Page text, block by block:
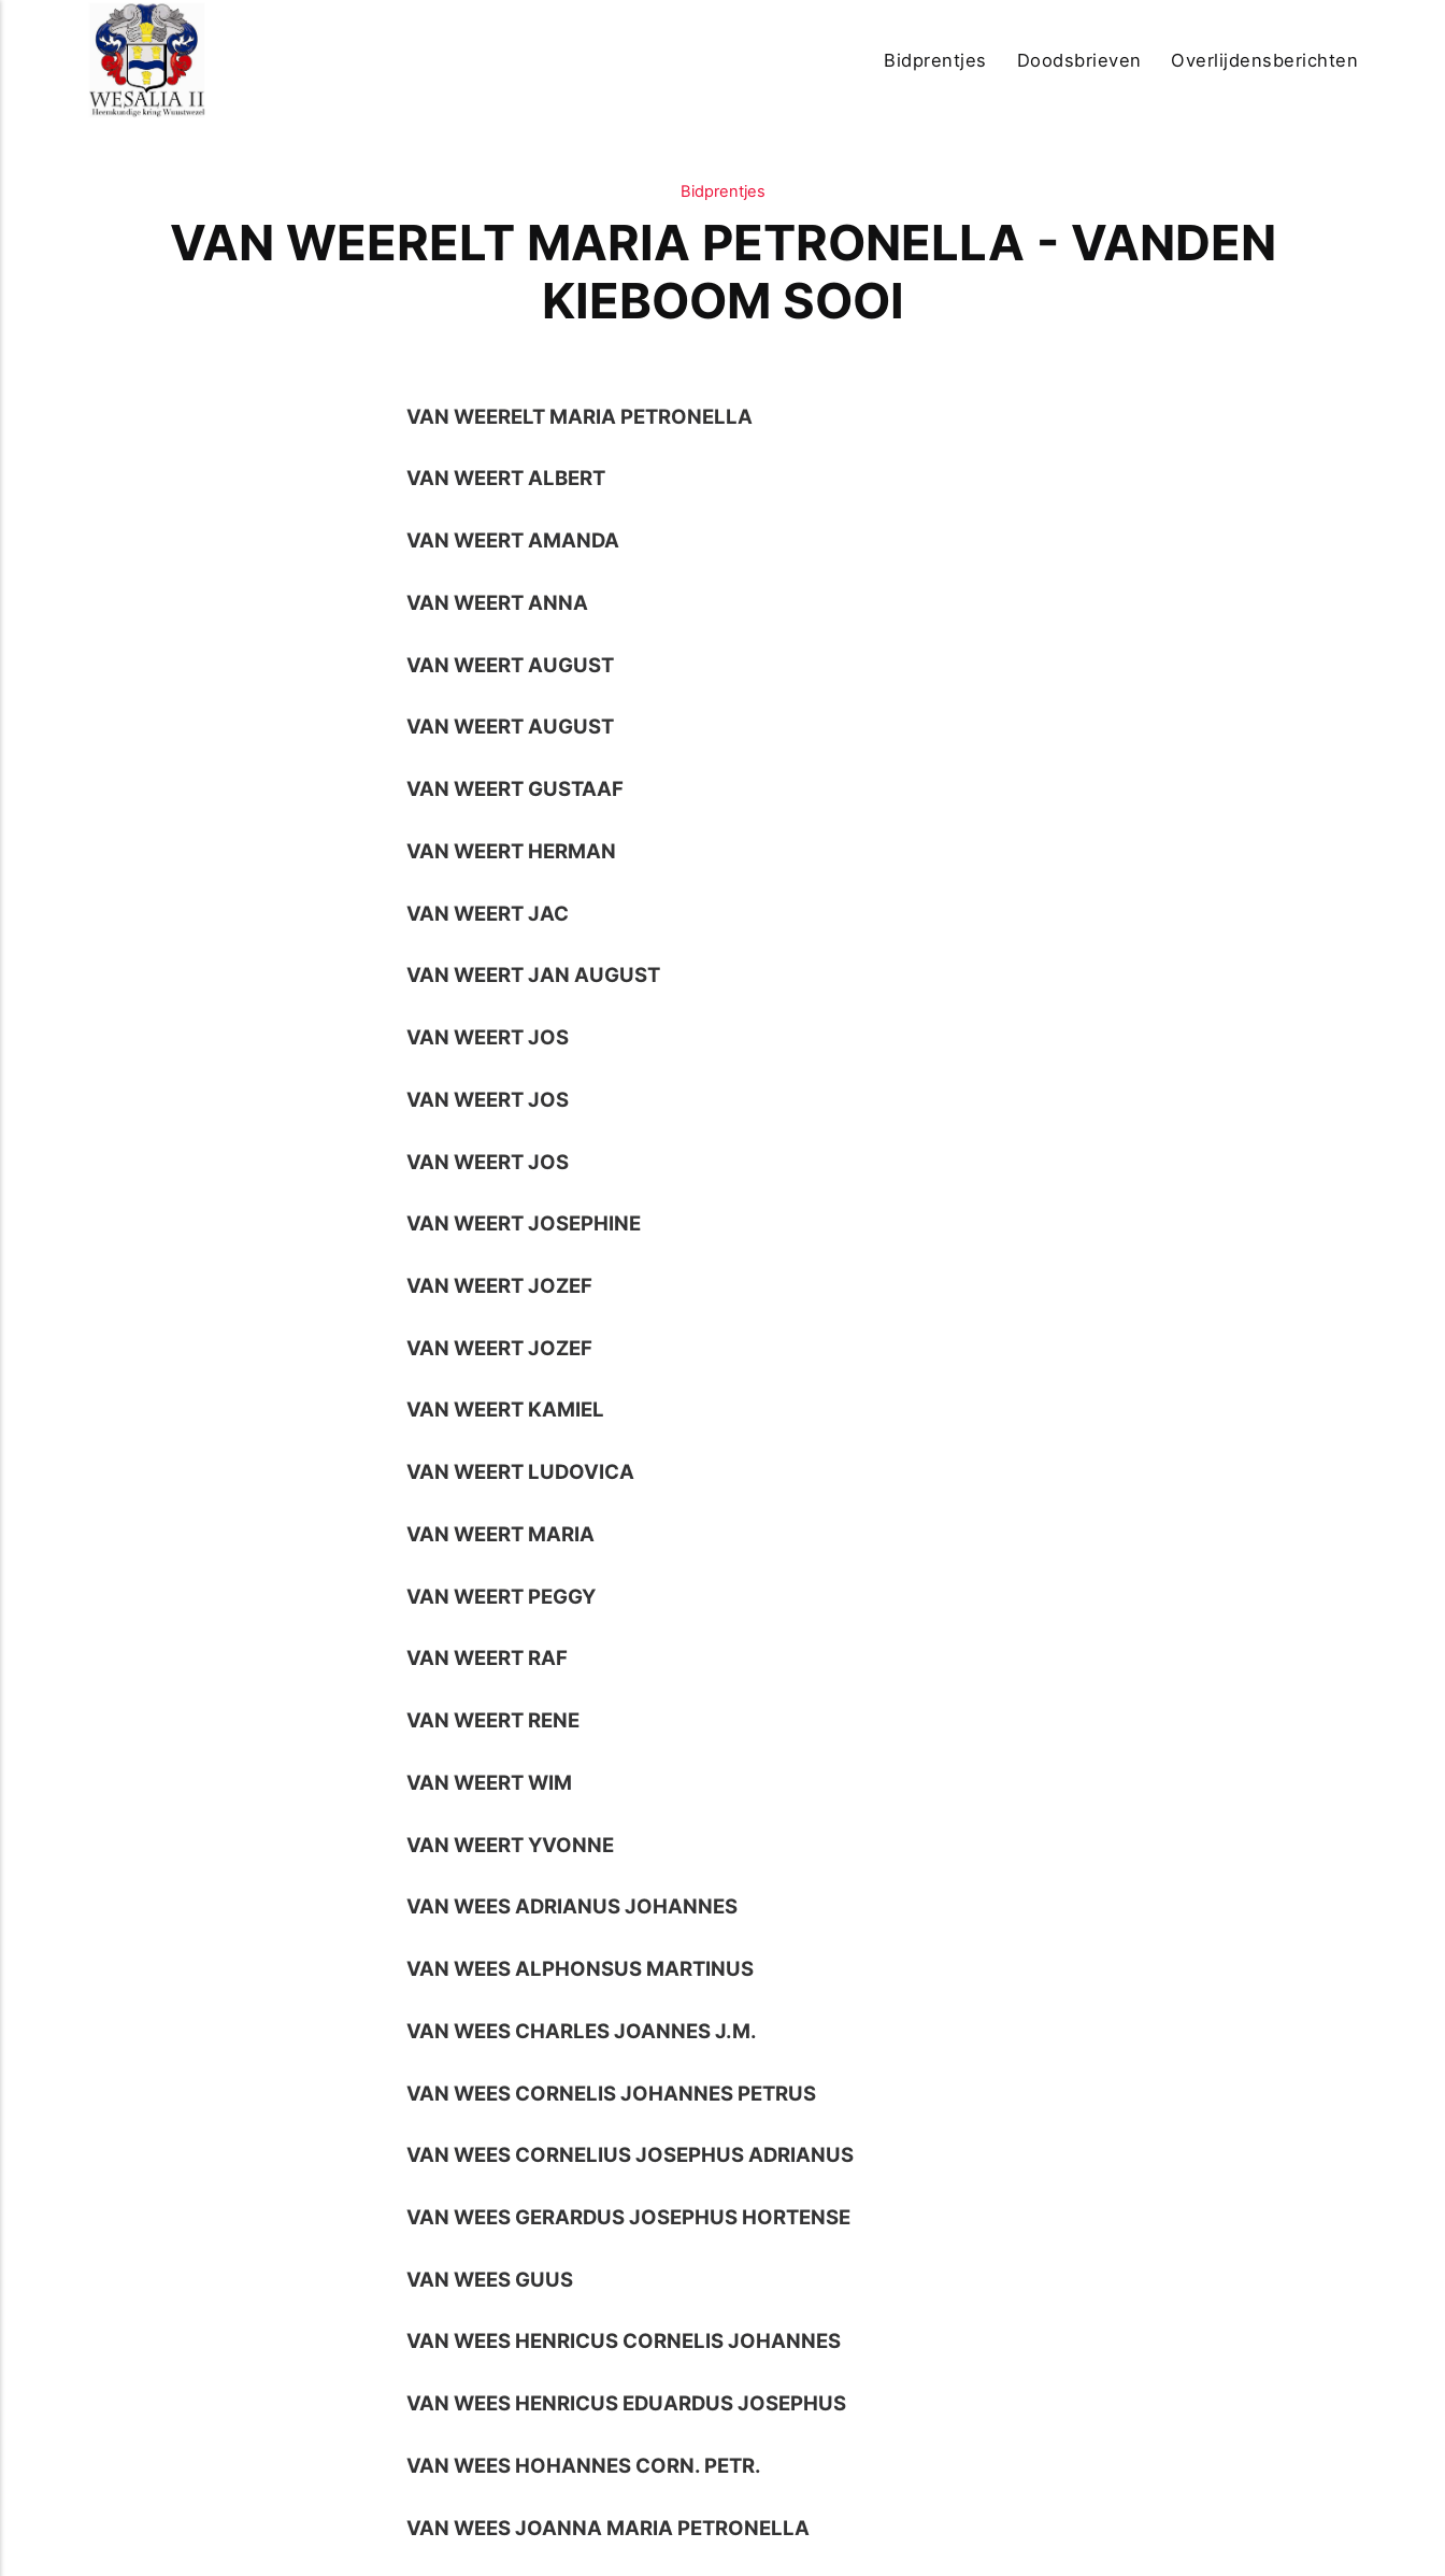
Bidprentjes Doodsbrieven Overlijdensberichten
Bidprentjes
VAN WEERELT MARIA PETRONELLA - VANDEN
KIEBOOM SOOI
VAN WEERELT MARIA PETRONELLA
VAN WEERT ALBERT
VAN WEERT AMANDA
VAN WEERT ANNA
VAN WEERT AUGUST
VAN WEERT AUGUST
VAN WEERT GUSTAAF
VAN WEERT HERMAN
VAN WEERT JAC
VAN WEERT JAN AUGUST
VAN WEERT JOS
VAN WEERT JOS
VAN WEERT JOS
VAN WEERT JOSEPHINE
VAN WEERT JOZEF
VAN WEERT JOZEF
VAN WEERT KAMIEL
VAN WEERT LUDOVICA
VAN WEERT MARIA
VAN WEERT PEGGY
VAN WEERT RAF
VAN WEERT RENE
VAN WEERT WIM
VAN WEERT YVONNE
VAN WEES ADRIANUS JOHANNES
VAN WEES ALPHONSUS MARTINUS
VAN WEES CHARLES JOANNES J.M.
VAN WEES CORNELIS JOHANNES PETRUS
VAN WEES CORNELIUS JOSEPHUS ADRIANUS
VAN WEES GERARDUS JOSEPHUS HORTENSE
VAN WEES GUUS
VAN WEES HENRICUS CORNELIS JOHANNES
VAN WEES HENRICUS EDUARDUS JOSEPHUS
VAN WEES HOHANNES CORN. PETR.
VAN WEES JOANNA MARIA PETRONELLA